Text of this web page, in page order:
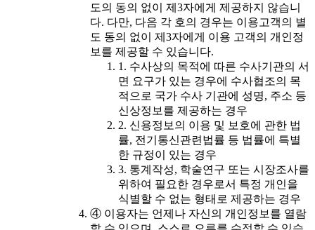
도의 동의 없이 제3자에게 제공하지 않습니
다. 다만, 다음 각 호의 경우는 이용고객의 별
도 동의 없이 제3자에게 이용 고객의 개인정
보를 제공할 수 있습니다.
1. 수사상의 목적에 따른 수사기관의 서
면 요구가 있는 경우에 수사협조의 목
적으로 국가 수사 기관에 성명, 주소 등
신상정보를 제공하는 경우
2. 신용정보의 이용 및 보호에 관한 법
률, 전기통신관련법률 등 법률에 특별
한 규정이 있는 경우
3. 통계작성, 학술연구 또는 시장조사를
위하여 필요한 경우로서 특정 개인을
식별할 수 없는 형태로 제공하는 경우
④ 이용자는 언제나 자신의 개인정보를 열람